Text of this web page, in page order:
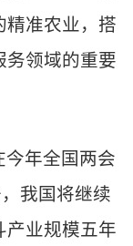
精准农业，搭
务领域的重要
今年全国两会
我国将继续
产业规模五年